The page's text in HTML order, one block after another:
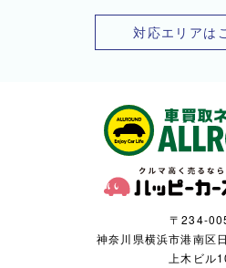
対応エリアは
〒234-
神奈川県横浜市港南区
上木ビル